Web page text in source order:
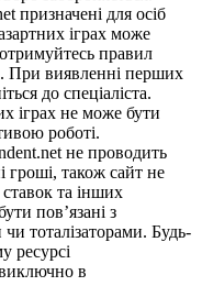
призначені для осіб
іграх може
правил
При виявленні перших
до спеціаліста.
іграх не може бути
роботі.
не проводить
гроші, також сайт не
та інших
пов’язані з
тоталізаторами. Будь-
ресурсі
в